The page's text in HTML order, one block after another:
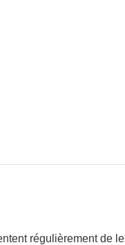
régulièrement de le